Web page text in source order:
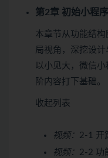
第2章 初始小程
本章节从功能结
局视角，深挖设计
以小见大，微信
阶内容打下基础。
收起列表
视频： 2-1 开
视频： 2-2 功